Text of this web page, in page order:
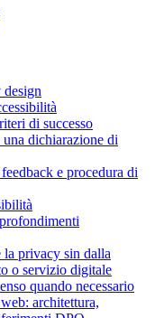
di successo
dichiarazione di
e procedura di
la privacy sin dalla
o servizio digitale
quando necessario
architettura,